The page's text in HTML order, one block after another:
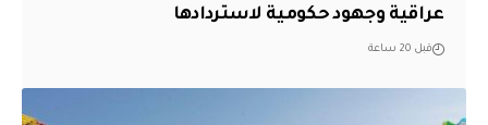
عراقية وجهود حكومية لاستردادها
قبل 20 ساعة